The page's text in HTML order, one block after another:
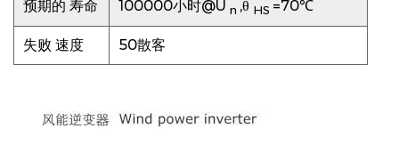
预期的 寿命 100000小时@U n ,θ HS =70℃
失败 速度 50散客